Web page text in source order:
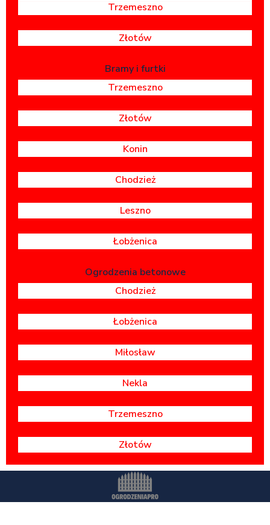
Trzemeszno
Złotów
Bramy i furtki
Trzemeszno
Złotów
Konin
Chodzież
Leszno
Łobżenica
Ogrodzenia betonowe
Chodzież
Łobżenica
Miłosław
Nekla
Trzemeszno
Złotów